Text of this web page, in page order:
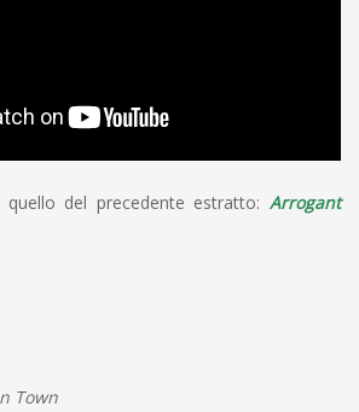
del precedente estratto: Arrogant
Town